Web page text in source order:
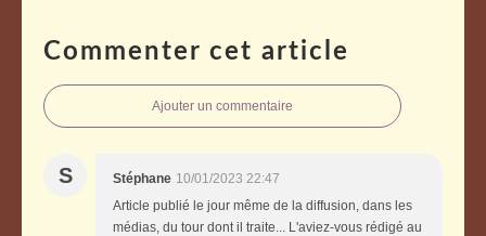
Commenter cet article
Ajouter un commentaire
S Stéphane 10/01/2023 22:47
Article publié le jour même de la diffusion, dans les
médias, du tour dont il traite... L'aviez-vous rédigé au